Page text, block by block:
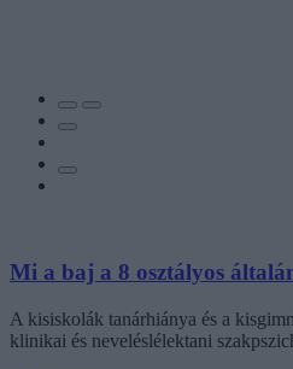
Mi a baj a 8 osztályos
A kisiskolák tanárhiánya és a
klinikai és neveléslélektani